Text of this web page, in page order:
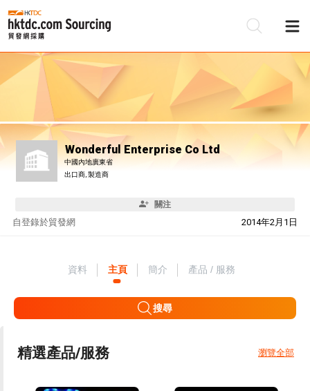
Wonderful Enterprise Co Ltd
中國內地廣東省
出口商, 製造商
關注
自 2014年2月1日
登錄於貿發網
資料 主頁 簡介 產品 / 服務
搜尋
精選產品/服務 瀏覽全部